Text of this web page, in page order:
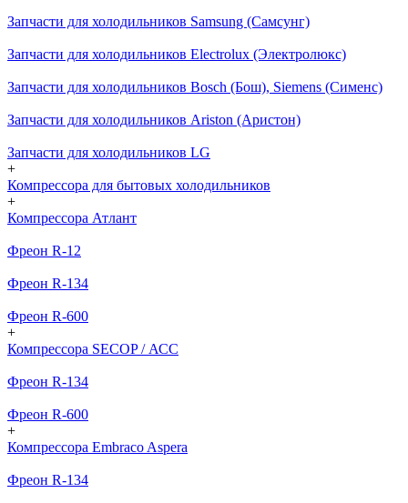
Запчасти для холодильников Samsung (Самсунг)
Запчасти для холодильников Electrolux (Электролюкс)
Запчасти для холодильников Bosch (Бош), Siemens (Сименс)
Запчасти для холодильников Ariston (Аристон)
Запчасти для холодильников LG
+
Компрессора для бытовых холодильников
+
Компрессора Атлант
Фреон R-12
Фреон R-134
Фреон R-600
+
Компрессора SECOP / АСС
Фреон R-134
Фреон R-600
+
Компрессора Embraco Aspera
Фреон R-134